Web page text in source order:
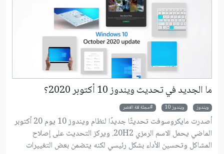
ما الجديد في تحديث ويندوز 10 أكتوبر 2020؟
ويندوز ويندوز 10 مجلة لغة العصر
أصدرت مايكروسوفت تحديثًا جديدًا لنظام ويندوز 10 يوم 20 أكتوبر
الماضي يحمل الاسم الرمزي 20H2. ويركز التحديث على إصلاح
المشاكل وتحسين الأداء بشكل رئيسي لكنه يتضمن بعض التغييرات